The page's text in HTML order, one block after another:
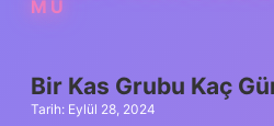
MÜ
Bir Kas Grubu Kaç
Tarih: Eylül 28, 2024